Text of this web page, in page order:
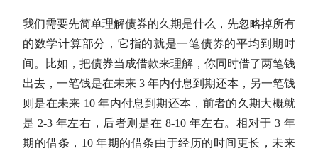
我们需要先简单理解债券的久期是什么，先忽略掉所有
的数学计算部分，它指的就是一笔债券的平均到期时
间。比如，把债券当成借款来理解，你同时借了两笔钱
出去，一笔钱是在未来 3 年内付息到期还本，另一笔钱
则是在未来 10 年内付息到期还本，前者的久期大概就
是 2-3 年左右，后者则是在 8-10 年左右。相对于 3 年
期的借条，10 年期的借条由于经历的时间更长，未来